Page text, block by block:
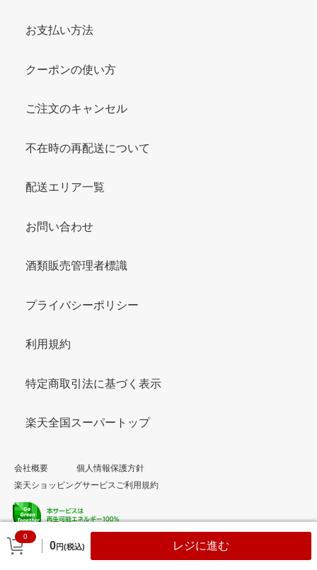
0
0円(税込) レジに進む
お支払い方法
クーポンの使い方
ご注文のキャンセル
不在時の再配送について
配送エリア一覧
お問い合わせ
酒類販売管理者標識
プライバシーポリシー
利用規約
特定商取引法に基づく表示
楽天全国スーパートップ
会社概要
個人情報保護方針
楽天ショッピングサービスご利用規約
© Rakuten Group, Inc.